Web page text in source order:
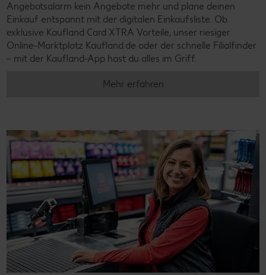
Angebotsalarm kein Angebote mehr und plane deinen
Einkauf entspannt mit der digitalen Einkaufsliste. Ob
exklusive Kaufland Card XTRA Vorteile, unser riesiger
Online-Marktplatz Kaufland.de oder der schnelle Filialfinder
– mit der Kaufland-App hast du alles im Griff.
Mehr erfahren